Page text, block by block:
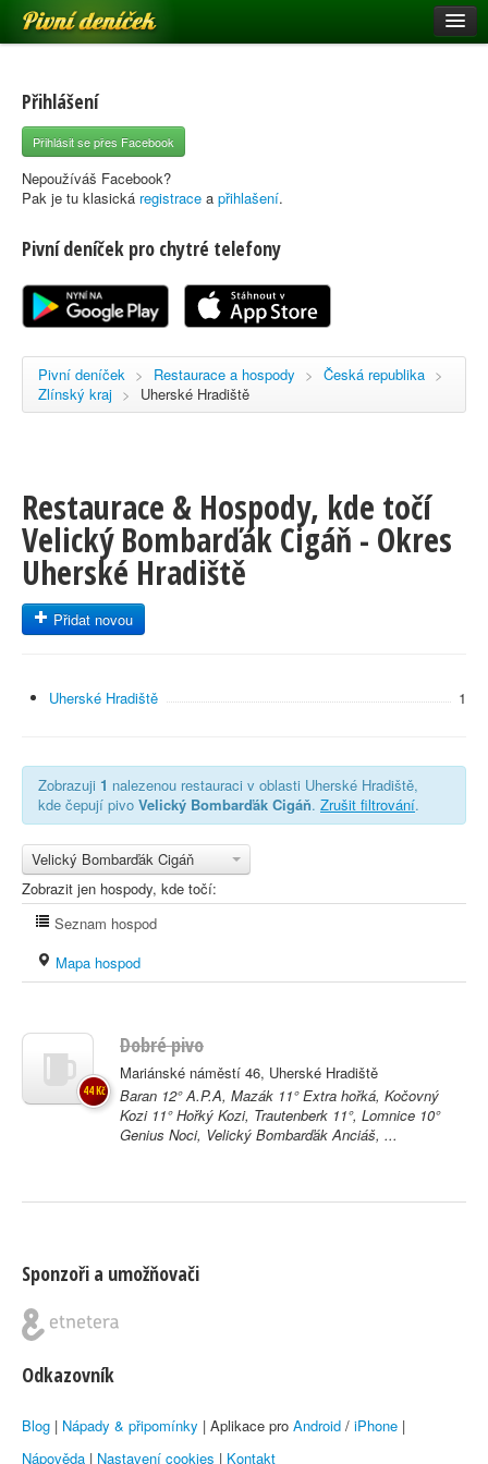
Pivní deníček
Pivní mapa
Pivní značky
Nápověda
Registrace
Přihlášení
Přihlásit se přes Facebook
Nepoužíváš Facebook?
Pak je tu klasická registrace a přihlašení.
Pivní deníček pro chytré telefony
Pivní deníček > Restaurace a hospody > Česká republika >
Zlínský kraj > Uherské Hradiště
Restaurace & Hospody, kde točí
Velický Bombarďák Cigáň - Okres
Uherské Hradiště
Přidat novou
Uherské Hradiště 1
Zobrazuji 1 nalezenou restauraci v oblasti Uherské Hradiště,
kde čepují pivo Velický Bombarďák Cigáň. Zrušit filtrování.
Velický Bombarďák Cigáň
Zobrazit jen hospody, kde točí:
Seznam hospod
Mapa hospod
Dobré pivo
Mariánské náměstí 46, Uherské Hradiště
Baran 12° A.P.A, Mazák 11° Extra hořká, Kočovný
Kozi 11° Hořký Kozi, Trautenberk 11°, Lomnice 10°
Genius Noci, Velický Bombarďák Anciáš, ...
44 Kč
Sponzoři a umožňovači
Odkazovník
Blog | Nápady & připomínky | Aplikace pro Android / iPhone |
Nápověda | Nastavení cookies | Kontakt